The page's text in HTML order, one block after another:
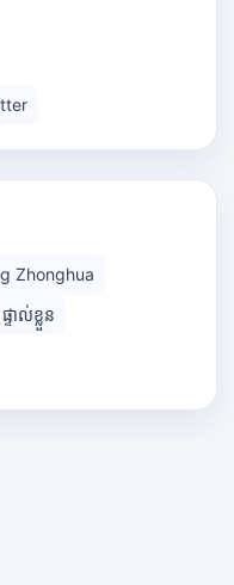
Zhonghua
ផ្ទាល់ខ្លួន